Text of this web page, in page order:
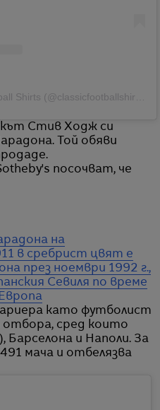
Стив Ходж си
Той обяви
посочват, че
на
в сребрист цвят е
през ноември 1992 г.,
Севиля по време
като футболист
сред които
Барселона и Наполи. За
мача и отбелязва